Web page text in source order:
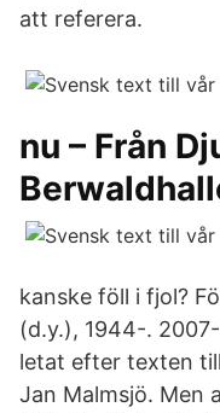
att referera.
nu – Från
kanske föll i fjol?
(d.y.), 1944-.
letat efter texten
Jan Malmsjö. Men